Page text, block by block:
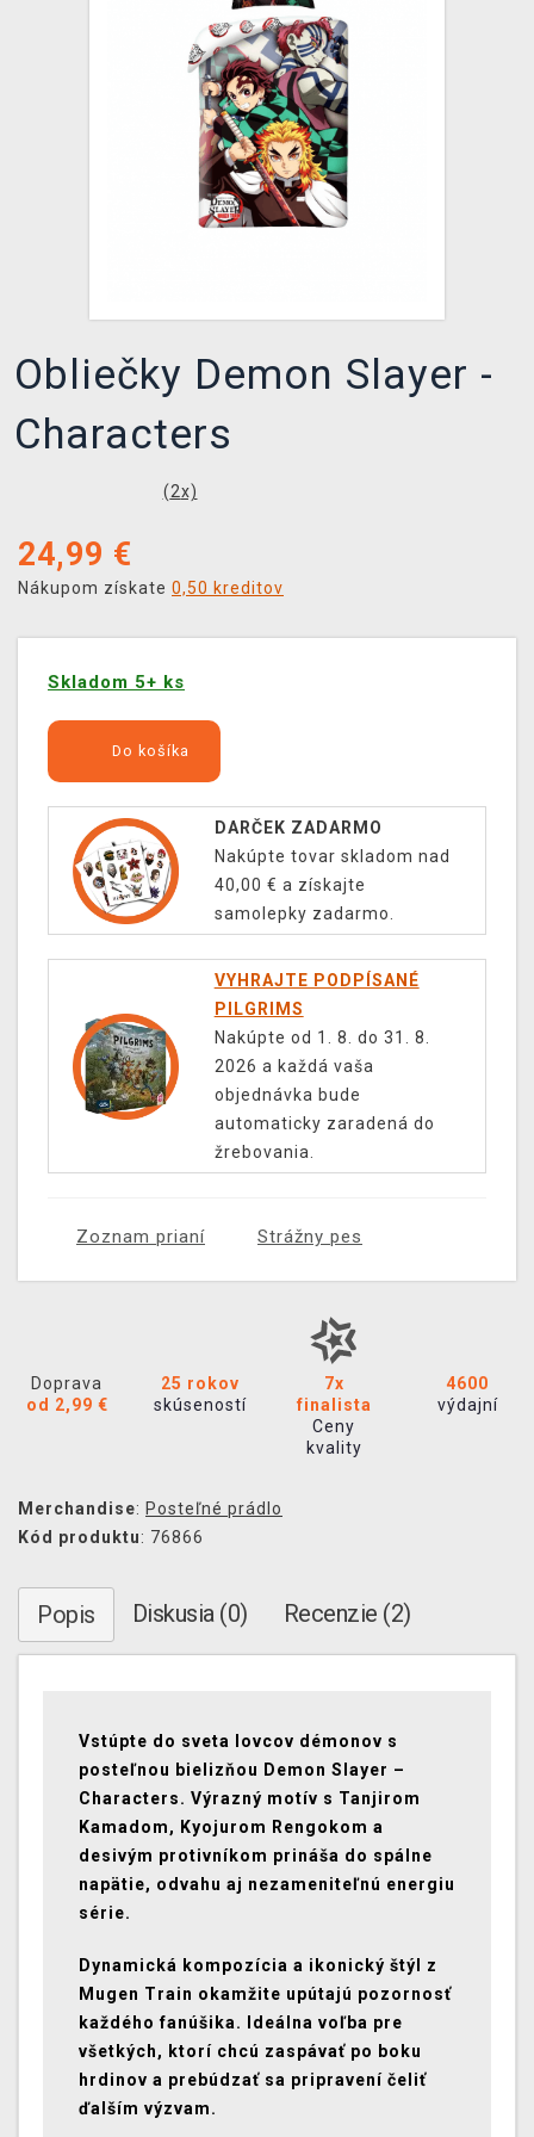
Obliečky Demon Slayer -
Characters
(2x)
24,99 €
Nákupom získate 0,50 kreditov
Skladom 5+ ks
Do košíka
DARČEK ZADARMO
Nakúpte tovar skladom nad
40,00 € a získajte
samolepky zadarmo.
VYHRAJTE PODPÍSANÉ
PILGRIMS
Nakúpte od 1. 8. do 31. 8.
2026 a každá vaša
objednávka bude
automaticky zaradená do
žrebovania.
Zoznam prianí Strážny pes
Doprava
od 2,99 €
25 rokov
skúseností
7x
finalista
Ceny
kvality
4600
výdajní
Merchandise: Posteľné prádlo
Kód produktu: 76866
Popis Diskusia (0) Recenzie (2)
Vstúpte do sveta lovcov démonov s
posteľnou bielizňou Demon Slayer –
Characters. Výrazný motív s Tanjirom
Kamadom, Kyojurom Rengokom a
desivým protivníkom prináša do spálne
napätie, odvahu aj nezameniteľnú energiu
série.
Dynamická kompozícia a ikonický štýl z
Mugen Train okamžite upútajú pozornosť
každého fanúšika. Ideálna voľba pre
všetkých, ktorí chcú zaspávať po boku
hrdinov a prebúdzať sa pripravení čeliť
ďalším výzvam.